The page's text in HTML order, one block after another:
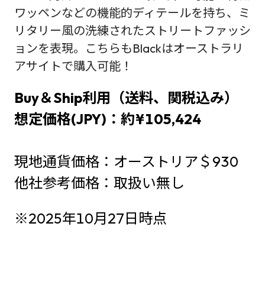
ワッペンなどの機能的ディテールを持ち、ミ
リタリー風の洗練されたストリートファッシ
ョンを表現。こちらもBlackはオーストラリ
アサイトで購入可能！
Buy＆Ship利用（送料、関税込み）
想定価格(JPY)：約¥105,424
現地通貨価格：オーストリア＄930
他社参考価格：取扱い無し
※2025年10月27日時点